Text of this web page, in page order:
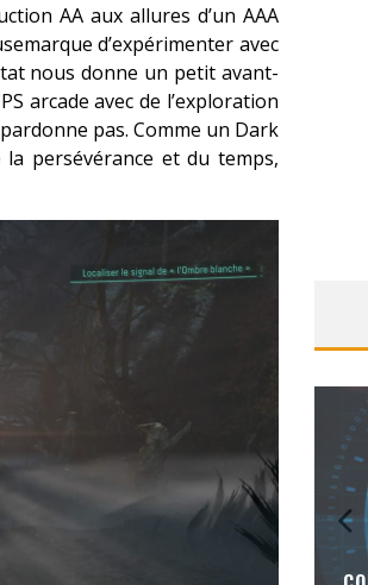
AA aux allures d’un AAA
d’expérimenter avec
nous donne un petit avant-
arcade avec de l’exploration
pas. Comme un Dark
persévérance et du temps,